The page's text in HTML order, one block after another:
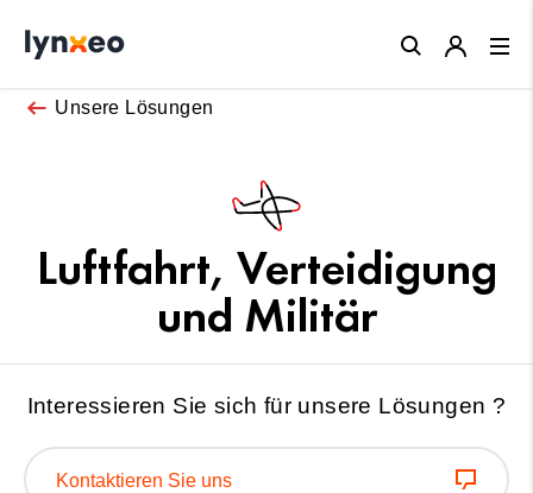
Unsere Lösungen
Luftfahrt, Verteidigung
und Militär
Interessieren Sie sich für unsere Lösungen ?
Kontaktieren Sie uns
Close